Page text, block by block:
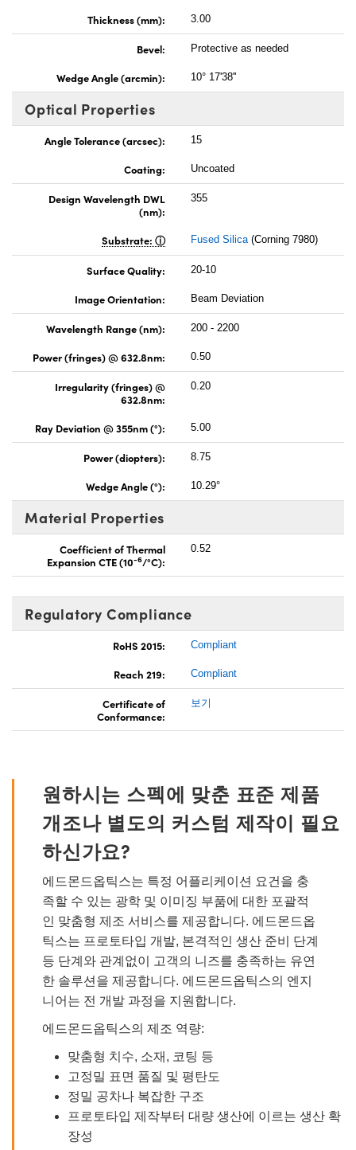
Thickness (mm): 3.00
Bevel: Protective as needed
Wedge Angle (arcmin): 10° 17'38''
Optical Properties
Angle Tolerance (arcsec): 15
Coating: Uncoated
Design Wavelength DWL
(nm):
355
Substrate: Fused Silica (Corning 7980)
Surface Quality: 20-10
Image Orientation: Beam Deviation
Wavelength Range (nm): 200 - 2200
Power (fringes) @ 632.8nm: 0.50
Irregularity (fringes) @
632.8nm:
0.20
Ray Deviation @ 355nm (°): 5.00
Power (diopters): 8.75
Wedge Angle (°): 10.29°
Material Properties
Coefficient of Thermal
Expansion CTE (10-6/°C):
0.52
Regulatory Compliance
RoHS 2015: Compliant
Reach 219: Compliant
Certificate of
Conformance:
보기
원하시는 스펙에 맞춘 표준 제품
개조나 별도의 커스텀 제작이 필요
하신가요?
에드몬드옵틱스는 특정 어플리케이션 요건을 충
족할 수 있는 광학 및 이미징 부품에 대한 포괄적
인 맞춤형 제조 서비스를 제공합니다. 에드몬드옵
틱스는 프로토타입 개발, 본격적인 생산 준비 단계
등 단계와 관계없이 고객의 니즈를 충족하는 유연
한 솔루션을 제공합니다. 에드몬드옵틱스의 엔지
니어는 전 개발 과정을 지원합니다.
에드몬드옵틱스의 제조 역량:
맞춤형 치수, 소재, 코팅 등
고정밀 표면 품질 및 평탄도
정밀 공차나 복잡한 구조
프로토타입 제작부터 대량 생산에 이르는 생산 확
장성